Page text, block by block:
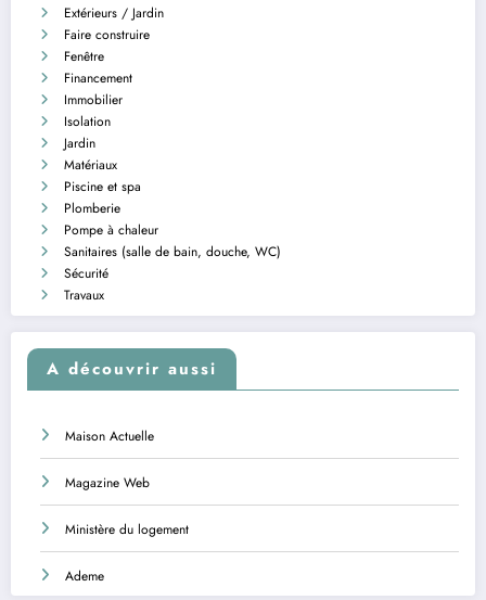
Extérieurs / Jardin
Faire construire
Fenêtre
Financement
Immobilier
Isolation
Jardin
Matériaux
Piscine et spa
Plomberie
Pompe à chaleur
Sanitaires (salle de bain, douche, WC)
Sécurité
Travaux
A découvrir aussi
Maison Actuelle
Magazine Web
Ministère du logement
Ademe